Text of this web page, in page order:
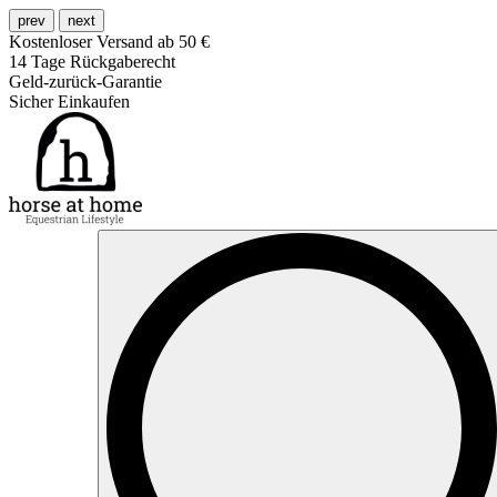
prev next
Kostenloser Versand ab 50 €
14 Tage Rückgaberecht
Geld-zurück-Garantie
Sicher Einkaufen